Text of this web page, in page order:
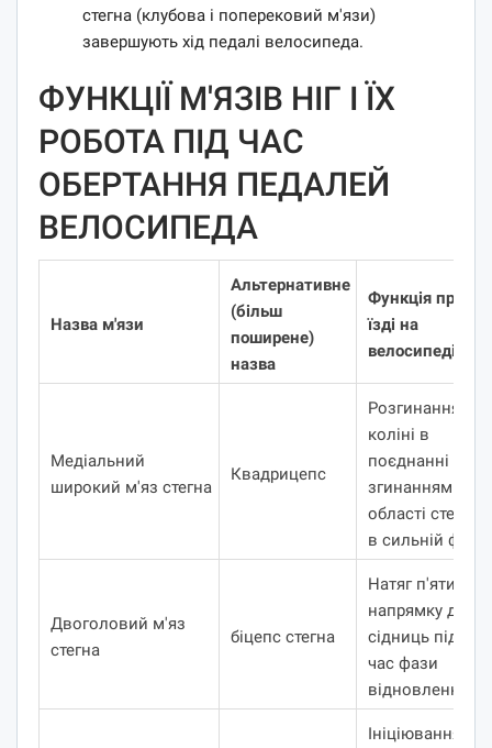
стегна (клубова і поперековий м'язи)
завершують хід педалі велосипеда.
ФУНКЦІЇ М'ЯЗІВ НІГ І ЇХ
РОБОТА ПІД ЧАС
ОБЕРТАННЯ ПЕДАЛЕЙ
ВЕЛОСИПЕДА
Назва м'язи
Альтернативне
(більш
поширене)
назва
Функція при
їзді на
велосипеді
Медіальний
широкий м'яз стегна
Квадрицепс
Розгинання в
коліні в
поєднанні зі
згинанням в
області стегна
в сильній фазі
Двоголовий м'яз
стегна
біцепс стегна
Натяг п'яти у
напрямку до
сідниць під
час фази
відновлення.
Ініціювання